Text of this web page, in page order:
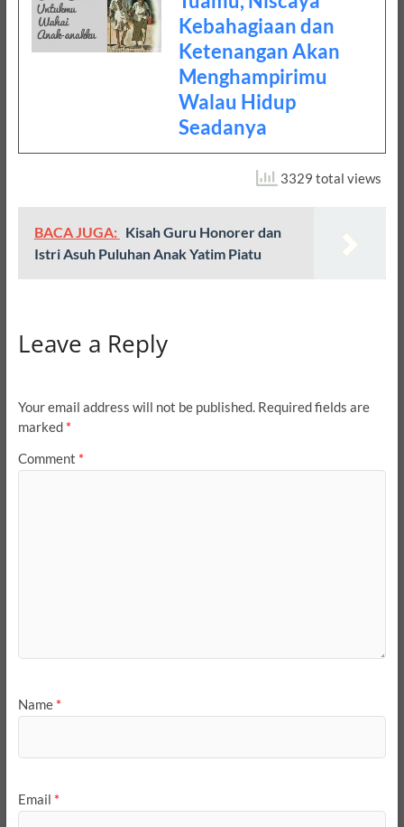
Kebahagiaan dan
Ketenangan Akan
Menghampirimu
Walau Hidup
Seadanya
3329 total views
BACA JUGA: Kisah Guru Honorer dan
Istri Asuh Puluhan Anak Yatim Piatu
Leave a Reply
Your email address will not be published. Required fields are
marked *
Comment *
Name *
Email *